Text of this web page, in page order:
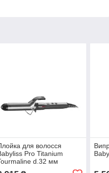
для волосся
Pro Titanium
d.32 мм